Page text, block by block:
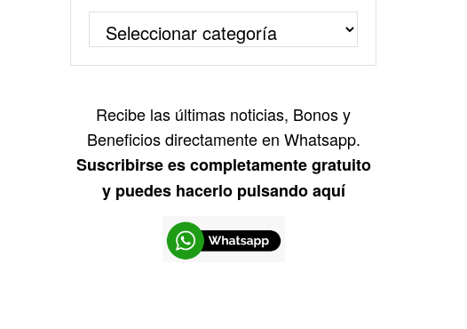
Recibe las últimas noticias, Bonos y
Beneficios directamente en Whatsapp.
Suscribirse es completamente gratuito
y puedes hacerlo pulsando aquí